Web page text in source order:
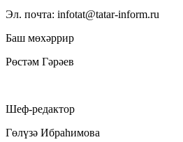
Эл. почта: infotat@tatar-inform.ru
Баш мөхәррир
Рөстәм Гәрәев
Шеф-редактор
Гөлүзә Ибраһимова